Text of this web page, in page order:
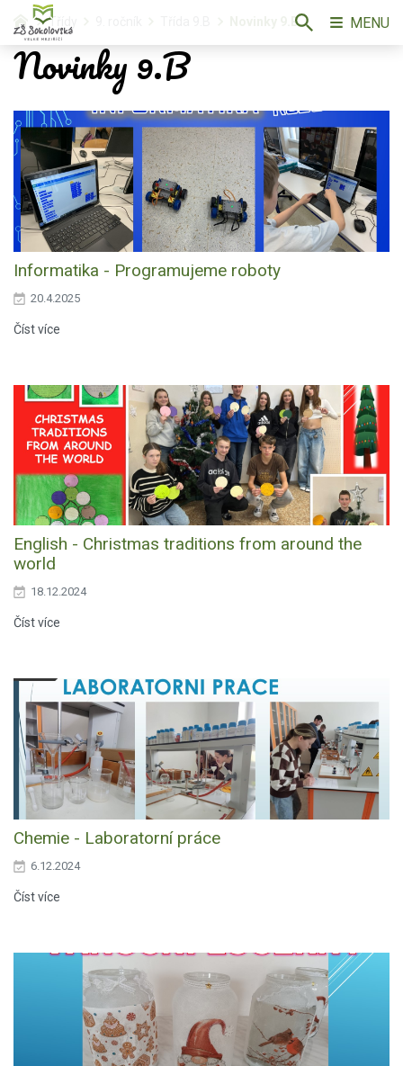
Třídy Novinky 9.B
Novinky 9.B
Informatika - Programujeme roboty
20.4.2025
Číst více
English - Christmas traditions from around the
world
18.12.2024
Číst více
Chemie - Laboratorní práce
6.12.2024
Číst více
MENU